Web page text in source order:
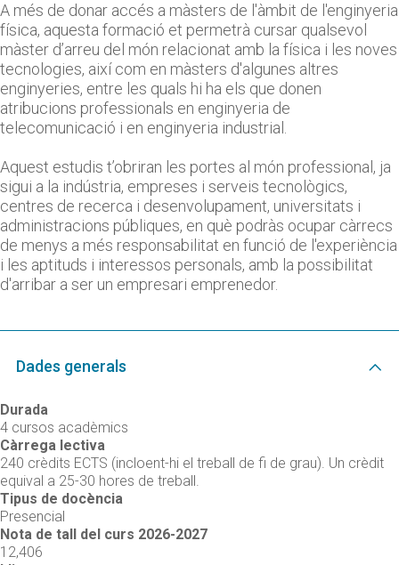
A més de donar accés a màsters de l'àmbit de l'enginyeria
física, aquesta formació et permetrà cursar qualsevol
màster d’arreu del món relacionat amb la física i les noves
tecnologies, així com en màsters d'algunes altres
enginyeries, entre les quals hi ha els que donen
atribucions professionals en enginyeria de
telecomunicació i en enginyeria industrial.
Aquest estudis t’obriran les portes al món professional, ja
sigui a la indústria, empreses i serveis tecnològics,
centres de recerca i desenvolupament, universitats i
administracions públiques, en què podràs ocupar càrrecs
de menys a més responsabilitat en funció de l'experiència
i les aptituds i interessos personals, amb la possibilitat
d'arribar a ser un empresari emprenedor.
Dades generals
Durada
4 cursos acadèmics
Càrrega lectiva
240 crèdits ECTS (incloent-hi el treball de fi de grau). Un crèdit
equival a 25-30 hores de treball.
Tipus de docència
Presencial
Nota de tall del curs 2026-2027
12,406